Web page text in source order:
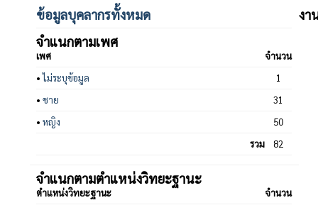
ข้อมูลบุคลากรทั้งหมด
จำแนกตามเพศ
เพศ
จำนวน
•ไม่ระบุข้อมูล
1
• ชาย
31
• หญิง
50
รวม
82
จำแนกตามตำแหน่งวิทยะฐานะ
ตำแหน่งวิทยะฐานะ จำนวน
งา